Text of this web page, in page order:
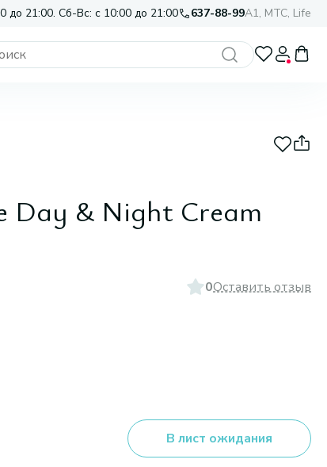
до 21:00. Сб-Вс: с 10:00 до 21:00 637-88-99A1, МТС, Life
Day & Night Cream
0Оставить отзыв
В лист ожидания